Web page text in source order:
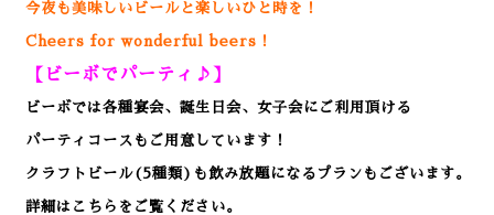
今夜も美味しいビールと楽しいひと時を！
Cheers for wonderful beers！
【ビーボでパーティ♪】
ビーボでは各種宴会、誕生日会、女子会にご利用頂ける
パーティコースもご用意しています！
クラフトビール(5種類)も飲み放題になるプランもございます。
詳細はこちらをご覧ください。